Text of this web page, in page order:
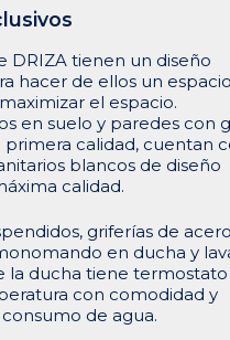
DRIZA tienen un diseño
hacer de ellos un espacio
el espacio.
en suelo y paredes con
primera calidad, cuentan
blancos de diseño
calidad.
griferías de acero
en ducha y
la ducha tiene termostato
con comodidad y
de agua.